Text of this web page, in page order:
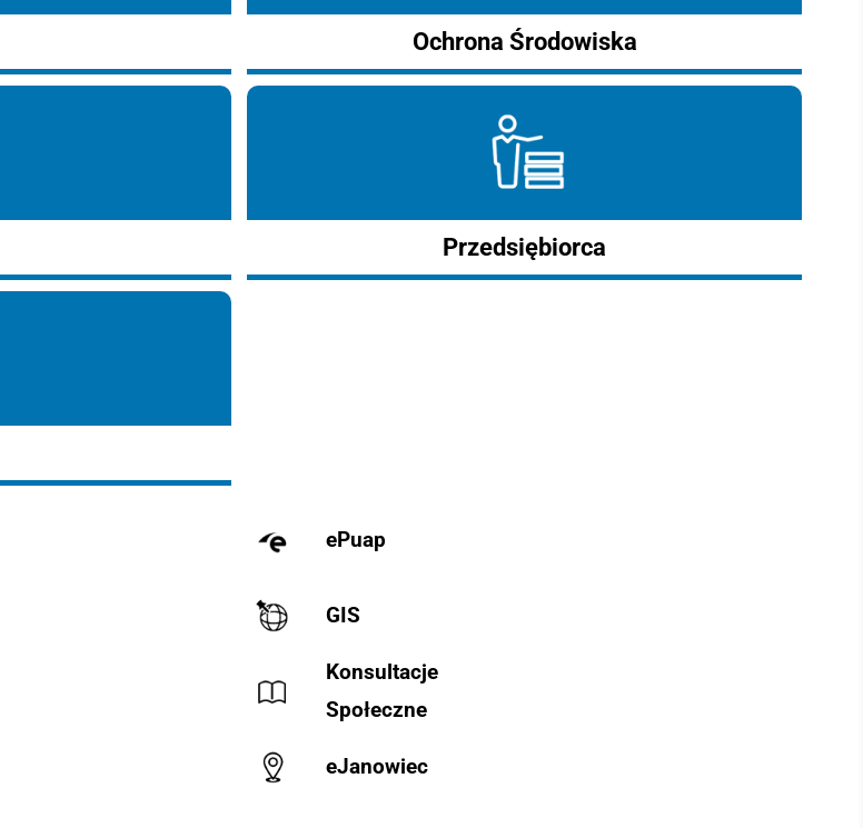
Ochrona Środowiska
Przedsiębiorca
ePuap
GIS
Konsultacje
Społeczne
eJanowiec